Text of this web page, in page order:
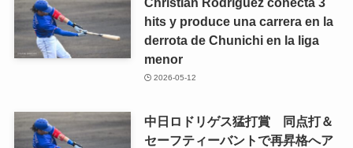
hits y produce una carrera en la
derrota de Chunichi en la liga
menor
2026-05-12
中日ロドリゲス猛打賞 同点打＆
セーフティーバントで再昇格へア